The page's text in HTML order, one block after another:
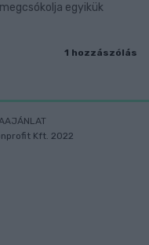
egyikük
1 hozzászólás
Kft. 2022